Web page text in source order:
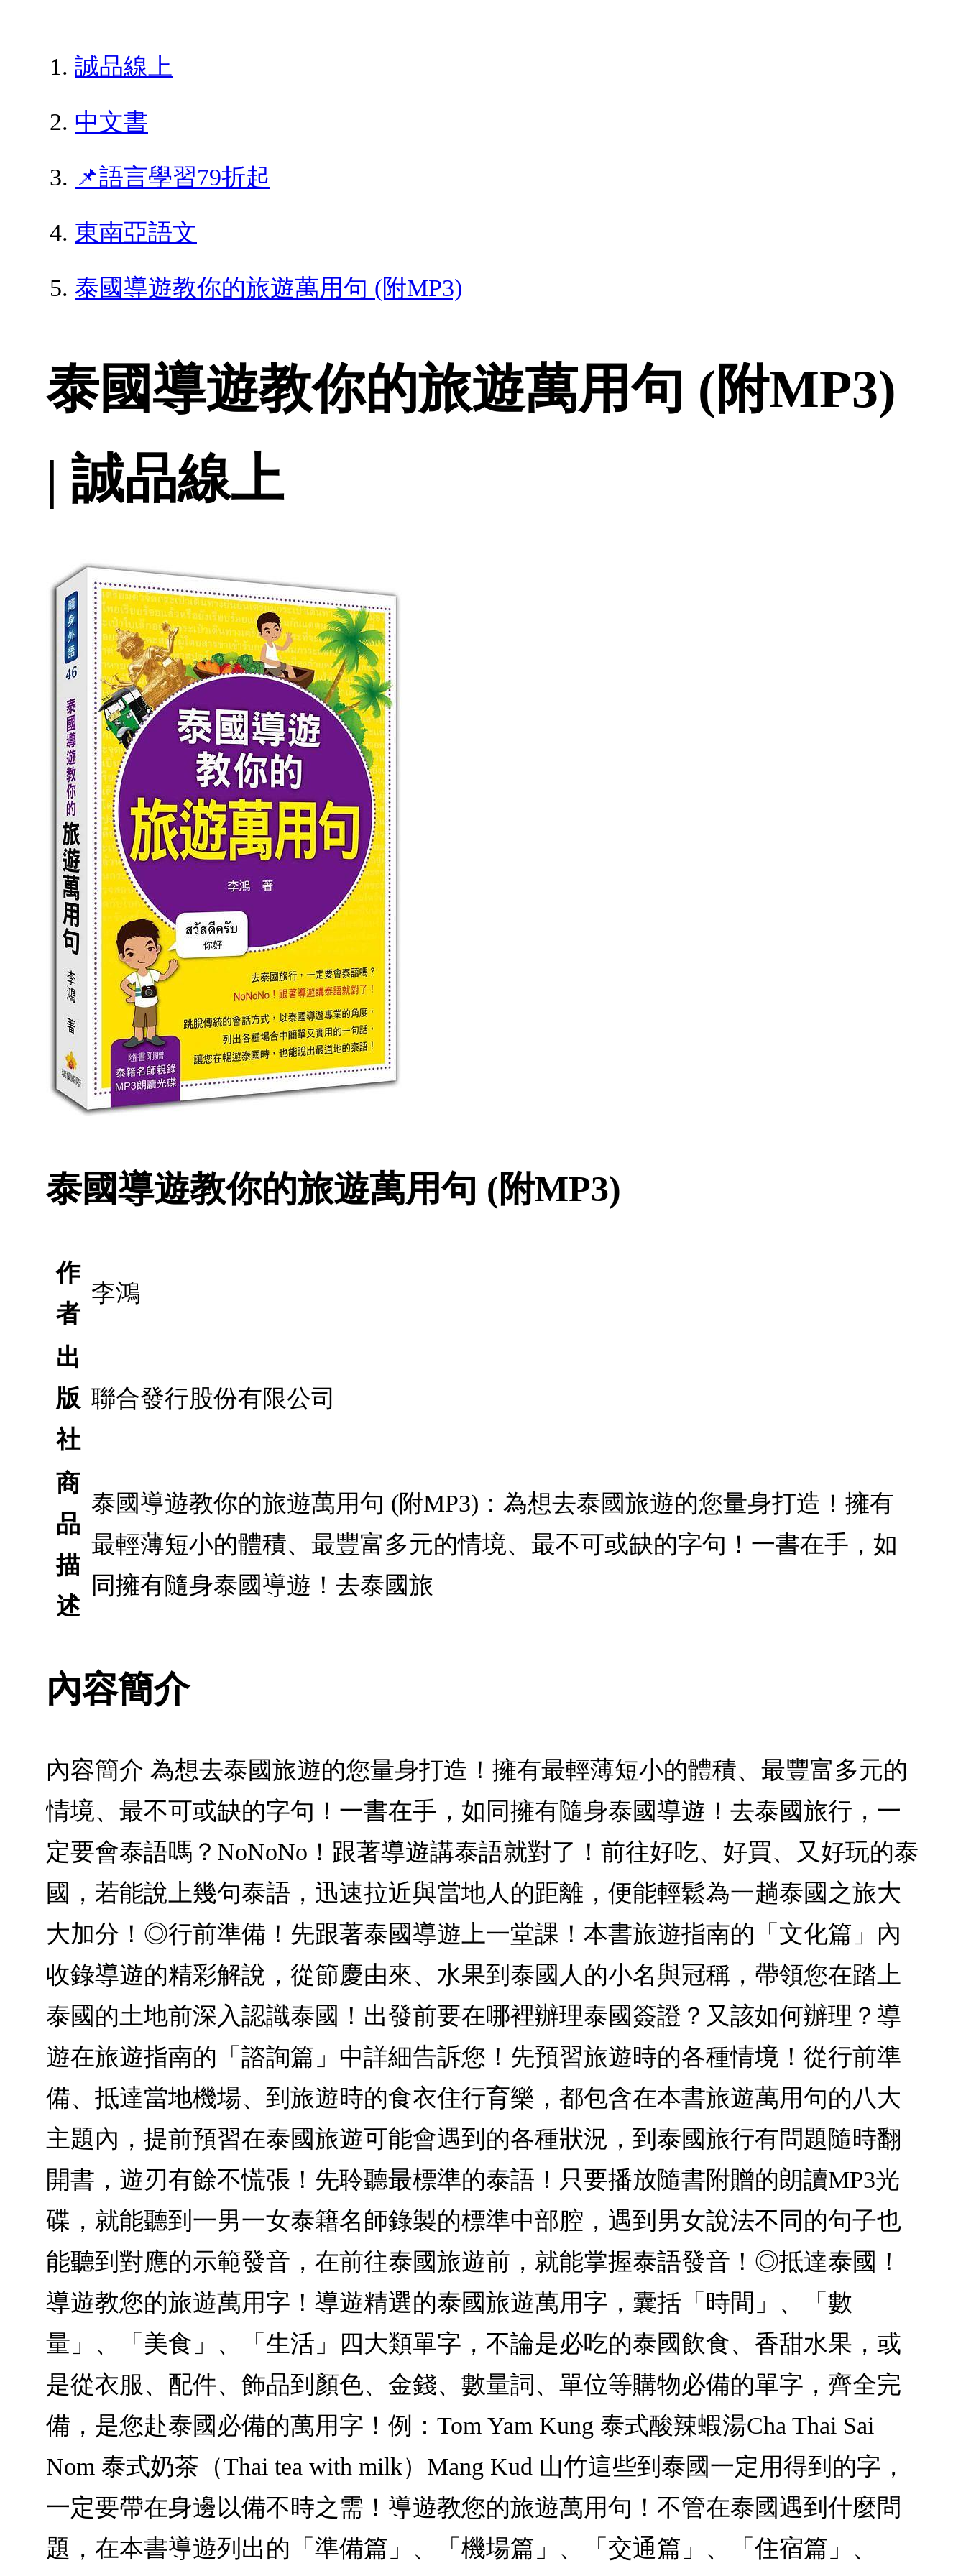
誠品線上
中文書
📌語言學習79折起
東南亞語文
泰國導遊教你的旅遊萬用句 (附MP3)
泰國導遊教你的旅遊萬用句 (附MP3)
| 誠品線上
泰國導遊教你的旅遊萬用句 (附MP3)
作
者
李鴻
出
版
社
聯合發行股份有限公司
商
品
描
述
泰國導遊教你的旅遊萬用句 (附MP3)：為想去泰國旅遊的您量身打造！擁有
最輕薄短小的體積、最豐富多元的情境、最不可或缺的字句！一書在手，如
同擁有隨身泰國導遊！去泰國旅
內容簡介
內容簡介 為想去泰國旅遊的您量身打造！擁有最輕薄短小的體積、最豐富多元的
情境、最不可或缺的字句！一書在手，如同擁有隨身泰國導遊！去泰國旅行，一
定要會泰語嗎？NoNoNo！跟著導遊講泰語就對了！前往好吃、好買、又好玩的泰
國，若能說上幾句泰語，迅速拉近與當地人的距離，便能輕鬆為一趟泰國之旅大
大加分！◎行前準備！先跟著泰國導遊上一堂課！本書旅遊指南的「文化篇」內
收錄導遊的精彩解說，從節慶由來、水果到泰國人的小名與冠稱，帶領您在踏上
泰國的土地前深入認識泰國！出發前要在哪裡辦理泰國簽證？又該如何辦理？導
遊在旅遊指南的「諮詢篇」中詳細告訴您！先預習旅遊時的各種情境！從行前準
備、抵達當地機場、到旅遊時的食衣住行育樂，都包含在本書旅遊萬用句的八大
主題內，提前預習在泰國旅遊可能會遇到的各種狀況，到泰國旅行有問題隨時翻
開書，遊刃有餘不慌張！先聆聽最標準的泰語！只要播放隨書附贈的朗讀MP3光
碟，就能聽到一男一女泰籍名師錄製的標準中部腔，遇到男女說法不同的句子也
能聽到對應的示範發音，在前往泰國旅遊前，就能掌握泰語發音！◎抵達泰國！
導遊教您的旅遊萬用字！導遊精選的泰國旅遊萬用字，囊括「時間」、「數
量」、「美食」、「生活」四大類單字，不論是必吃的泰國飲食、香甜水果，或
是從衣服、配件、飾品到顏色、金錢、數量詞、單位等購物必備的單字，齊全完
備，是您赴泰國必備的萬用字！例：Tom Yam Kung 泰式酸辣蝦湯Cha Thai Sai
Nom 泰式奶茶（Thai tea with milk）Mang Kud 山竹這些到泰國一定用得到的字，
一定要帶在身邊以備不時之需！導遊教您的旅遊萬用句！不管在泰國遇到什麼問
題，在本書導遊列出的「準備篇」、「機場篇」、「交通篇」、「住宿篇」、